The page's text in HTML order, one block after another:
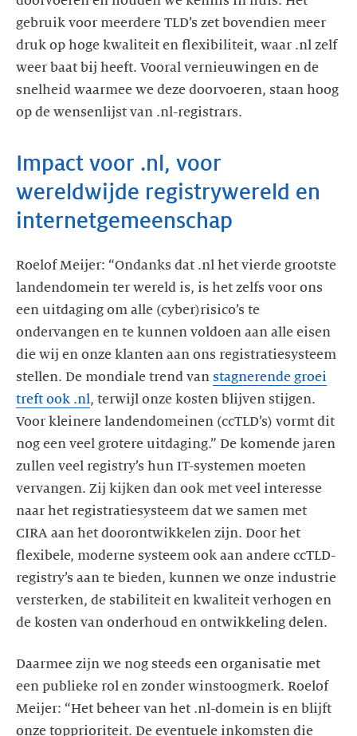
gebruik voor meerdere TLD’s zet bovendien meer
druk op hoge kwaliteit en flexibiliteit, waar .nl zelf
weer baat bij heeft. Vooral vernieuwingen en de
snelheid waarmee we deze doorvoeren, staan hoog
op de wensenlijst van .nl-registrars.
Impact voor .nl, voor
wereldwijde registrywereld en
internetgemeenschap
Roelof Meijer: “Ondanks dat .nl het vierde grootste
landendomein ter wereld is, is het zelfs voor ons
een uitdaging om alle (cyber)risico’s te
ondervangen en te kunnen voldoen aan alle eisen
die wij en onze klanten aan ons registratiesysteem
stellen. De mondiale trend van stagnerende groei
treft ook .nl, terwijl onze kosten blijven stijgen.
Voor kleinere landendomeinen (ccTLD’s) vormt dit
nog een veel grotere uitdaging.” De komende jaren
zullen veel registry’s hun IT-systemen moeten
vervangen. Zij kijken dan ook met veel interesse
naar het registratiesysteem dat we samen met
CIRA aan het doorontwikkelen zijn. Door het
flexibele, moderne systeem ook aan andere ccTLD-
registry’s aan te bieden, kunnen we onze industrie
versterken, de stabiliteit en kwaliteit verhogen en
de kosten van onderhoud en ontwikkeling delen.
Daarmee zijn we nog steeds een organisatie met
een publieke rol en zonder winstoogmerk. Roelof
Meijer: “Het beheer van het .nl-domein is en blijft
onze topprioriteit. De eventuele inkomsten die